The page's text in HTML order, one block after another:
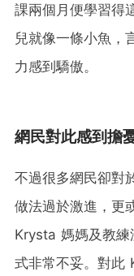
課兩個月便學習得
兒就像一條小魚，
力感到驕傲。
網民對此感到擔
不過很多網民卻對
做法過於激進，更
Krysta 媽媽及教練
式非常不妥。對此